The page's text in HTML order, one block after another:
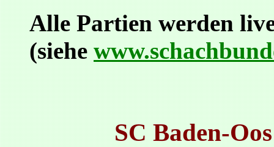
Alle Partien werden
(siehe
SC Baden-